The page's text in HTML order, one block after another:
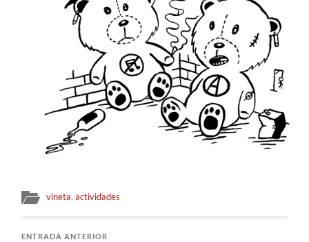
vineta,actividades
ENTRADA ANTERIOR